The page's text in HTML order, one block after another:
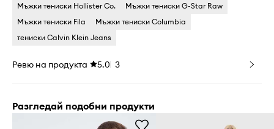
Мъжки тениски Hollister Co.
Мъжки тениски G-Star Raw
Мъжки тениски Fila
Мъжки тениски Columbia
тениски Calvin Klein Jeans
Ревю на продукта 5.0 3
Разгледай подобни продукти